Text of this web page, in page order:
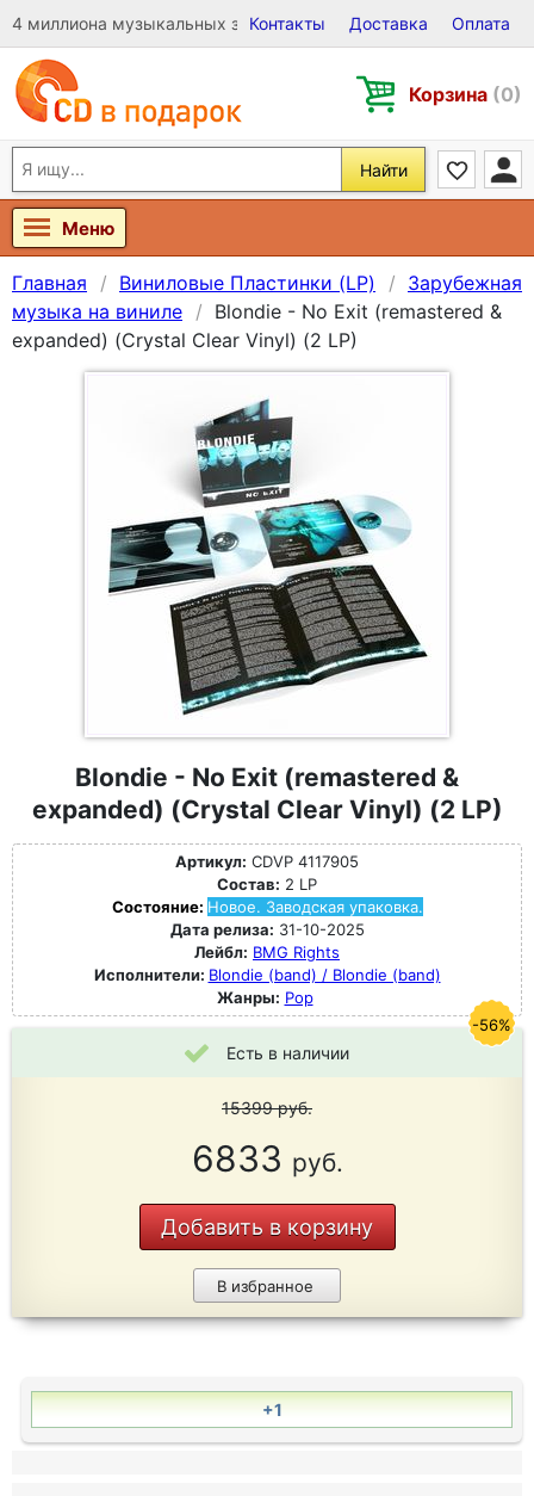
4 миллиона музыкальных записей на Виниле, CD и DVD
Контакты Доставка Оплата
Корзина (0)
Найти
Меню
Главная Виниловые Пластинки (LP)
Зарубежная
музыка на виниле
Blondie - No Exit (remastered &
expanded) (Crystal Clear Vinyl) (2 LP)
Blondie - No Exit (remastered &
expanded) (Crystal Clear Vinyl) (2 LP)
Артикул: CDVP 4117905
Состав: 2 LP
Состояние: Новое. Заводская упаковка.
Дата релиза: 31-10-2025
Лейбл: BMG Rights
Исполнители: Blondie (band) / Blondie (band)
Жанры: Pop
Есть в наличии
15399руб.
6833 руб.
Добавить в корзину
В избранное
-56%
+1